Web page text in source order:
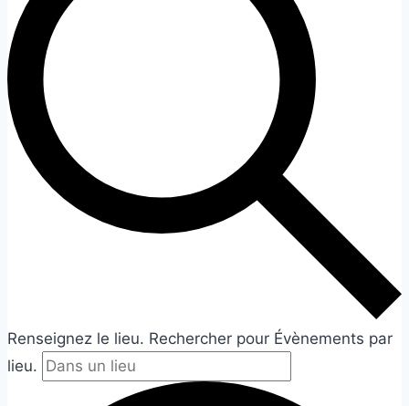
Renseignez le lieu. Rechercher pour Évènements par
lieu.